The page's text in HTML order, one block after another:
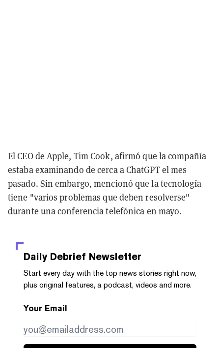
El CEO de Apple, Tim Cook, afirmó que la compañía
estaba examinando de cerca a ChatGPT el mes
pasado. Sin embargo, mencionó que la tecnología
tiene "varios problemas que deben resolverse"
durante una conferencia telefónica en mayo.
Daily Debrief Newsletter
Start every day with the top news stories right now,
plus original features, a podcast, videos and more.
Your Email